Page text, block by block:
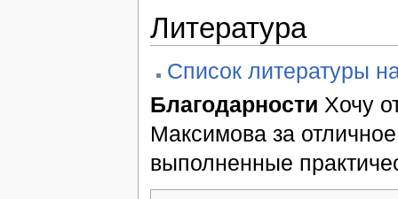
Литература
Cписок литературы
Благодарности Хочу
Максимова за
выполненные